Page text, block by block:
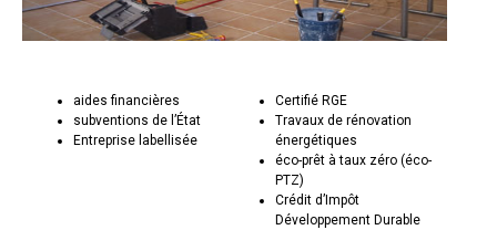
Certifié RGE
Travaux de rénovation
énergétiques
éco-prêt à taux zéro (éco-
PTZ)
Crédit d’Impôt
Développement Durable
aides financières
subventions de l’État
Entreprise labellisée